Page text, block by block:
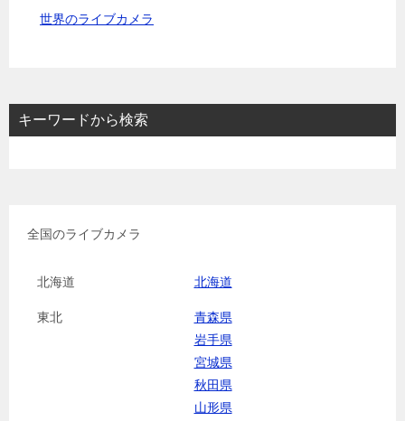
世界のライブカメラ
キーワードから検索
全国のライブカメラ
北海道 北海道
東北
青森県
岩手県
宮城県
秋田県
山形県